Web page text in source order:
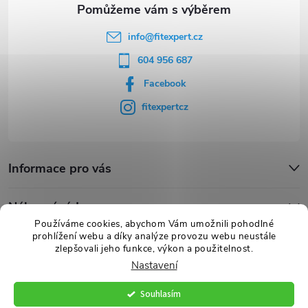
Používáme cookies, abychom Vám umožnili pohodlné
prohlížení webu a díky analýze provozu webu neustále
zlepšovali jeho funkce, výkon a použitelnost.
Nastavení
Souhlasím
info@fitexpert.cz
604 956 687
Facebook
fitexpertcz
Informace pro vás
Nákupní rádce
Novinky
FITexpert.cz. Všechna práva vyhrazena.